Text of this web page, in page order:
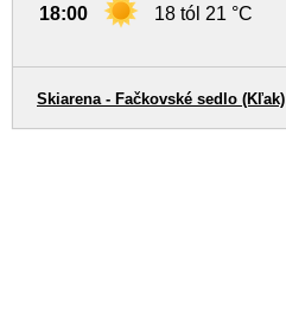
18:00 18 tól 21 °C
Skiarena - Fačkovské sedlo (Kľak)